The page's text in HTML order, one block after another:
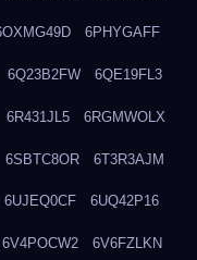
6PHYGAFF
6Q23B2FW 6QE19FL3
6R431JL5 6RGMWOLX
6SBTC8OR 6T3R3AJM
6UJEQ0CF 6UQ42P16
6V4POCW2 6V6FZLKN